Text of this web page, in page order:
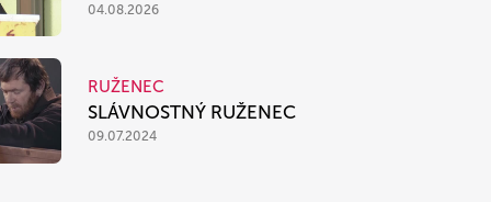
04.08.2026
RUŽENEC
SLÁVNOSTNÝ RUŽENEC
09.07.2024